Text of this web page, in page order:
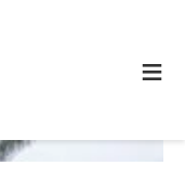
≡